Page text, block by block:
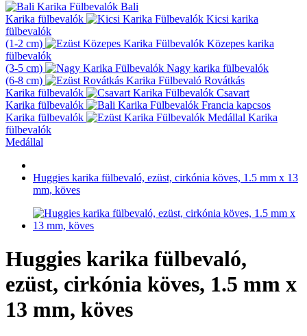
Bali
Karika fülbevalók
Kicsi karika
fülbevalók
(1-2 cm)
Közepes karika
fülbevalók
(3-5 cm)
Nagy karika fülbevalók
(6-8 cm)
Rovátkás
Karika fülbevalók
Csavart
Karika fülbevalók
Francia kapcsos
Karika fülbevalók
Karika
fülbevalók
Medállal
Huggies karika fülbevaló, ezüst, cirkónia köves, 1.5 mm x 13
mm, köves
Huggies karika fülbevaló,
ezüst, cirkónia köves, 1.5 mm x
13 mm, köves